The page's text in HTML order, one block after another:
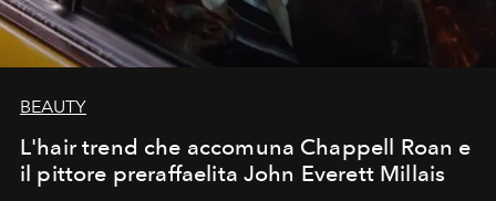
BEAUTY
L'hair trend che accomuna Chappell Roan e
il pittore preraffaelita John Everett Millais